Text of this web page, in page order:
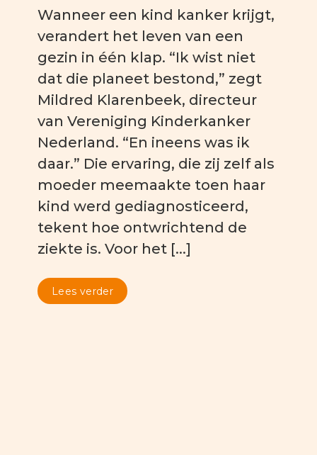
Wanneer een kind kanker krijgt,
verandert het leven van een
gezin in één klap. “Ik wist niet
dat die planeet bestond,” zegt
Mildred Klarenbeek, directeur
van Vereniging Kinderkanker
Nederland. “En ineens was ik
daar.” Die ervaring, die zij zelf als
moeder meemaakte toen haar
kind werd gediagnosticeerd,
tekent hoe ontwrichtend de
ziekte is. Voor het [...]
Lees verder